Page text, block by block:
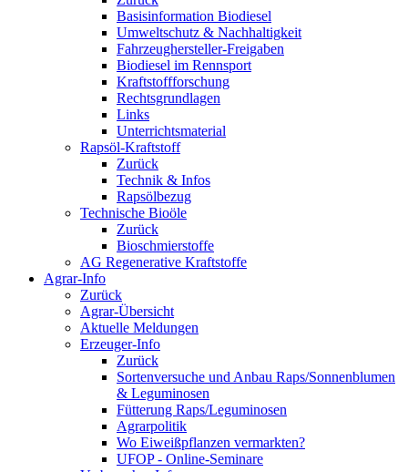
Basisinformation Biodiesel
Umweltschutz & Nachhaltigkeit
Fahrzeughersteller-Freigaben
Biodiesel im Rennsport
Kraftstoffforschung
Rechtsgrundlagen
Links
Unterrichtsmaterial
Rapsöl-Kraftstoff
Zurück
Technik & Infos
Rapsölbezug
Technische Bioöle
Zurück
Bioschmierstoffe
AG Regenerative Kraftstoffe
Agrar-Info
Zurück
Agrar-Übersicht
Aktuelle Meldungen
Erzeuger-Info
Zurück
Sortenversuche und Anbau Raps/Sonnenblumen
& Leguminosen
Fütterung Raps/Leguminosen
Agrarpolitik
Wo Eiweißpflanzen vermarkten?
UFOP - Online-Seminare